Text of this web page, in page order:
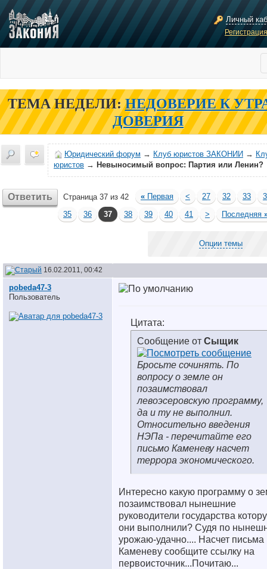
Личный
ТЕМА НЕДЕЛИ: НЕДОВЕРИЕ К
ДОВЕРИЯ
Юридический форум → Клуб юристов ЗАКОНИИ →
юристов → Невыносимый вопрос: Партия или Ленин?
Ответить Страница 37 из 42 « Первая < 27 32 33
35
36 37 38 39 40 41 > Последняя
Опции темы
16.02.2011, 00:42
pobeda47-3
Пользователь
Цитата:
Сообщение от Сыщик
Бросьте сочинять. По
вопросу о земле он
позаимствовал
левоэсеровскую программу,
да и ту не выполнил.
Относительно введения
НЭПа - перечитайте его
письмо Каменеву насчет
террора экономического.
Интересно какую программу о
позаимствовал нынешние
руководители государства
они выполнили? Судя по
урожаю-удачно.... Насчет письма
Каменеву сообщите ссылку на
первоисточник...Почитаю...